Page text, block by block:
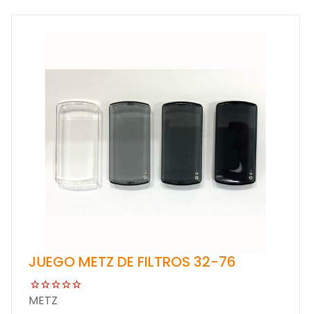
JUEGO METZ DE FILTROS 32-76
METZ